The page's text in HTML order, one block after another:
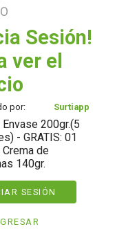
Sesión!
ver el
por: Surtiapp
200gr.(5
- GRATIS: 01
de
140gr.
SESIÓN